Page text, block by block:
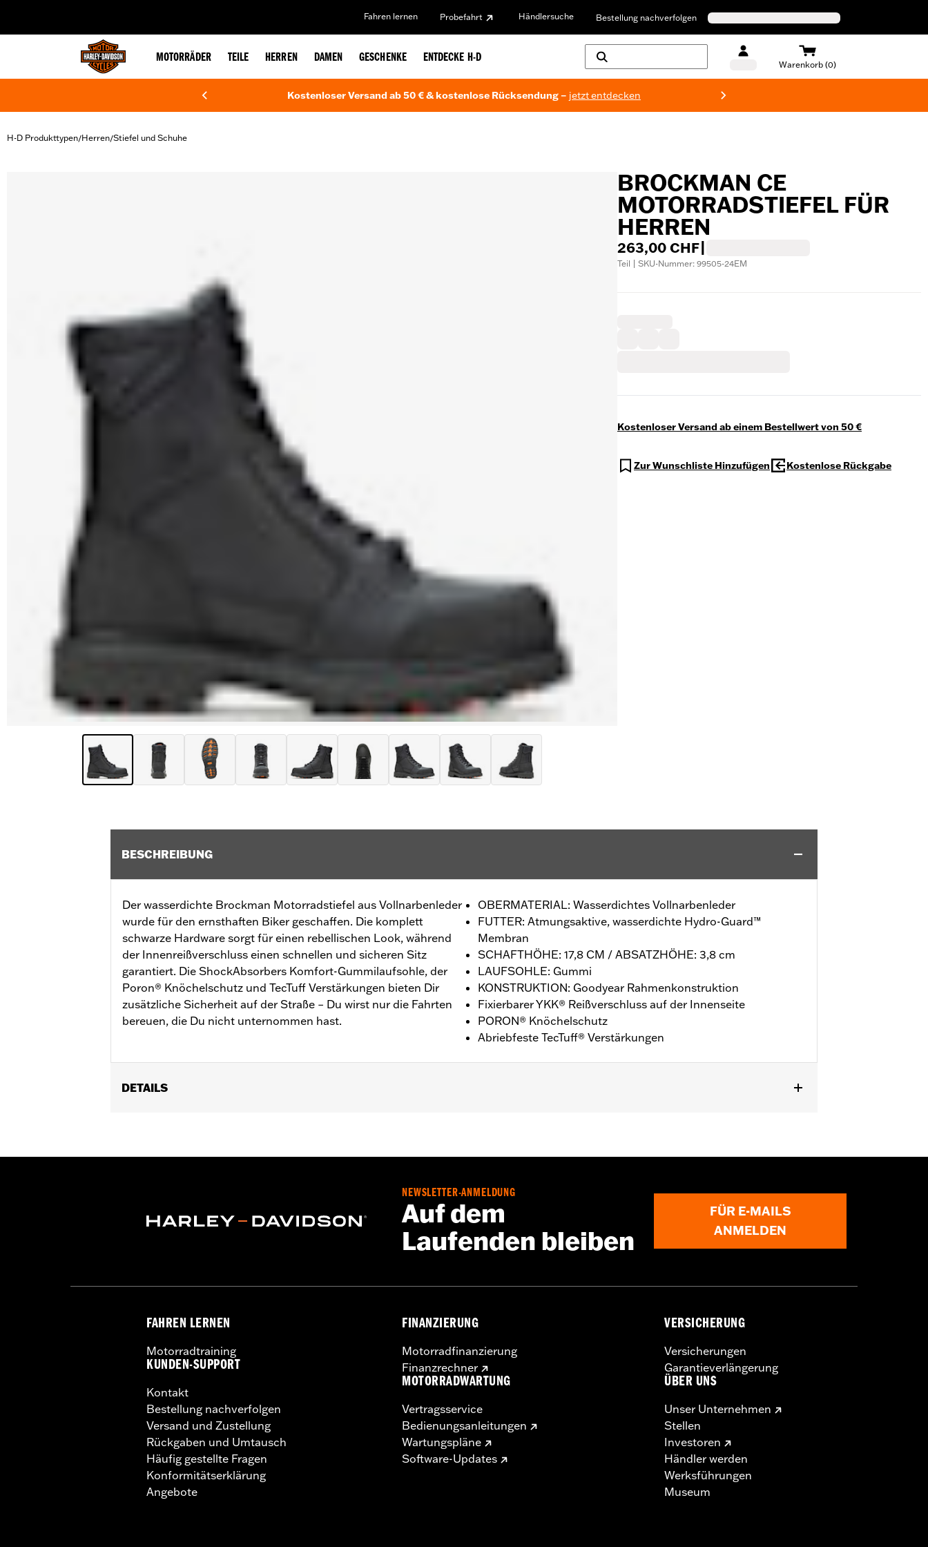
Fahren lernen Probefahrt Händlersuche Bestellung nachverfolgen
MOTORRÄDER TEILE HERREN DAMEN GESCHENKE ENTDECKE H-D
Warenkorb (0)
Kostenloser Versand ab 50 € & kostenlose Rücksendung – jetzt entdecken
H-D Produkttypen/Herren/Stiefel und Schuhe
BROCKMAN CE
MOTORRADSTIEFEL FÜR
HERREN
263,00 CHF
Teil | SKU-Nummer: 99505-24EM
Kostenloser Versand ab einem Bestellwert von 50 €
Zur Wunschliste Hinzufügen Kostenlose Rückgabe
BESCHREIBUNG
Der wasserdichte Brockman Motorradstiefel aus Vollnarbenleder
wurde für den ernsthaften Biker geschaffen. Die komplett
schwarze Hardware sorgt für einen rebellischen Look, während
der Innenreißverschluss einen schnellen und sicheren Sitz
garantiert. Die ShockAbsorbers Komfort-Gummilaufsohle, der
Poron® Knöchelschutz und TecTuff Verstärkungen bieten Dir
zusätzliche Sicherheit auf der Straße – Du wirst nur die Fahrten
bereuen, die Du nicht unternommen hast.
OBERMATERIAL: Wasserdichtes Vollnarbenleder
FUTTER: Atmungsaktive, wasserdichte Hydro-Guard™
Membran
SCHAFTHÖHE: 17,8 CM / ABSATZHÖHE: 3,8 cm
LAUFSOHLE: Gummi
KONSTRUKTION: Goodyear Rahmenkonstruktion
Fixierbarer YKK® Reißverschluss auf der Innenseite
PORON® Knöchelschutz
Abriebfeste TecTuff® Verstärkungen
DETAILS
Technology:Waterproof
NEWSLETTER-ANMELDUNG
Auf dem
Laufenden bleiben
FÜR E-MAILS
ANMELDEN
FAHREN LERNEN
Motorradtraining
KUNDEN-SUPPORT
Kontakt
Bestellung nachverfolgen
Versand und Zustellung
Rückgaben und Umtausch
Häufig gestellte Fragen
Konformitätserklärung
Angebote
FINANZIERUNG
Motorradfinanzierung
Finanzrechner
MOTORRADWARTUNG
Vertragsservice
Bedienungsanleitungen
Wartungspläne
Software-Updates
VERSICHERUNG
Versicherungen
Garantieverlängerung
ÜBER UNS
Unser Unternehmen
Stellen
Investoren
Händler werden
Werksführungen
Museum